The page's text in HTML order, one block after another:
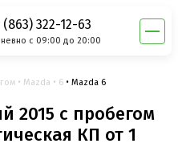
(863) 322-12-63
с 09:00 до 20:00
Mazda 6 Mazda 6
2015 с пробегом
КП от 1